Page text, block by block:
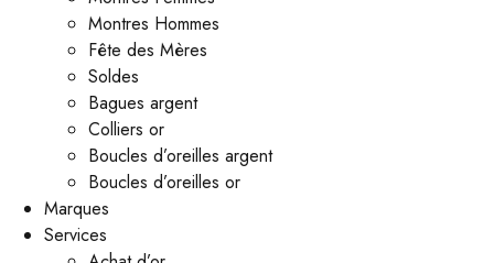
Montres Hommes
Fête des Mères
Soldes
Bagues argent
Colliers or
Boucles d’oreilles argent
Boucles d’oreilles or
Marques
Services